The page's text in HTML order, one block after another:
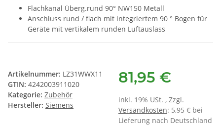
Flachkanal Überg.rund 90° NW150 Metall
Anschluss rund / flach mit integriertem 90 ° Bogen für
Geräte mit vertikalem runden Luftauslass
Artikelnummer: LZ31WWX11
GTIN: 4242003911020
Kategorie: Zubehör
Hersteller: Siemens
81,95 €
inkl. 19% USt. , Zzgl.
Versandkosten: 5,95 € bei
Lieferung nach Deutschland